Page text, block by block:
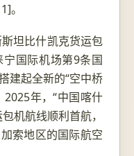
。
坦比什凯克货运包
国际机场第9条国
建起全新的“空中桥
年，“中国喀什
机航线顺利首航，
索地区的国际航空